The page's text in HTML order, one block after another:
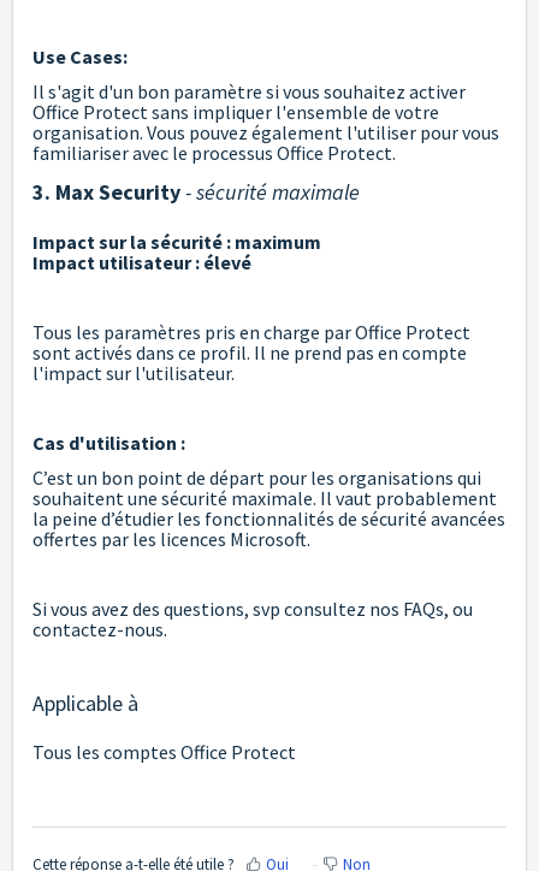
Use Cases:
Il s'agit d'un bon paramètre si vous souhaitez activer
Office Protect sans impliquer l'ensemble de votre
organisation. Vous pouvez également l'utiliser pour vous
familiariser avec le processus Office Protect.
3. Max Security- sécurité maximale
Impact sur la sécurité : maximum
Impact utilisateur : élevé
Tous les paramètres pris en charge par Office Protect
sont activés dans ce profil. Il ne prend pas en compte
l'impact sur l'utilisateur.
Cas d'utilisation :
C’est un bon point de départ pour les organisations qui
souhaitent une sécurité maximale. Il vaut probablement
la peine d’étudier les fonctionnalités de sécurité avancées
offertes par les licences Microsoft.
Si vous avez des questions, svp consultez nos FAQs, ou
contactez-nous.
Applicable à
Tous les comptes Office Protect
Cette réponse a-t-elle été utile ? Oui Non